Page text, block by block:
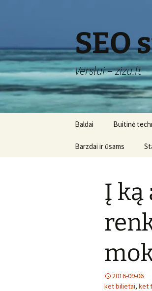
SEO
Verslui – zizu.lt
Baldai Buitinė
Barzdai ir ūsams
Į ką
2016-09-06
ket bilietai, ket